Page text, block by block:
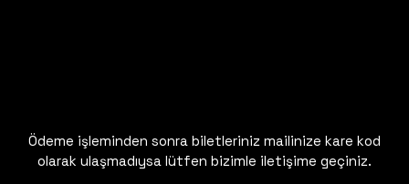
Ödeme işleminden sonra biletleriniz mailinize kare kod
olarak ulaşmadıysa lütfen bizimle iletişime geçiniz.